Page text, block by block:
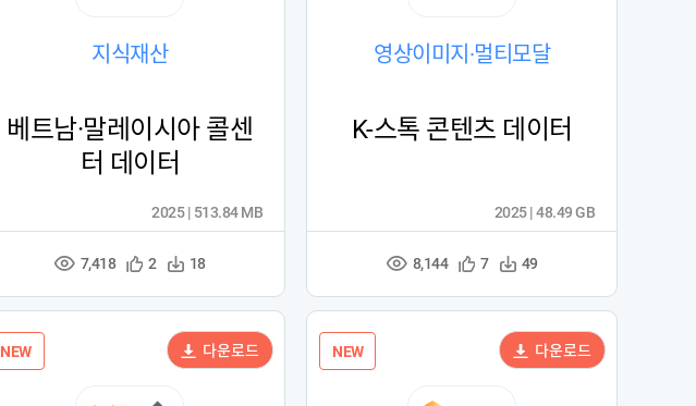
지식재산
베트남·말레이시아 콜센
터 데이터
조
수
7,418
관
등
록
2
다
수
18
2025 | 513.84 MB
영상이미지·멀티모달
K-스톡 콘텐츠 데이터
조
수
8,144
관
등
록
7
다
수
49
2025 | 48.49 GB
NEW 다운로드 NEW 다운로드